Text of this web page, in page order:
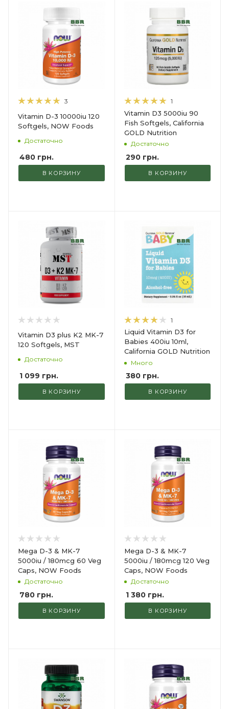
3
Vitamin D-3 10000iu 120
Softgels, NOW Foods
Достаточно
480 грн.
В КОРЗИНУ
1
Vitamin D3 5000iu 90
Fish Softgels, California
GOLD Nutrition
Достаточно
290грн.
В КОРЗИНУ
Vitamin D3 plus K2 MK-7
120 Softgels, MST
Достаточно
1 099 грн.
В КОРЗИНУ
1
Liquid Vitamin D3 for
Babies 400iu 10ml,
California GOLD Nutrition
Много
380грн.
В КОРЗИНУ
Mega D-3 & MK-7
5000iu / 180mcg 60 Veg
Caps, NOW Foods
Достаточно
780 грн.
В КОРЗИНУ
Mega D-3 & MK-7
5000iu / 180mcg 120 Veg
Caps, NOW Foods
Достаточно
1 380грн.
В КОРЗИНУ